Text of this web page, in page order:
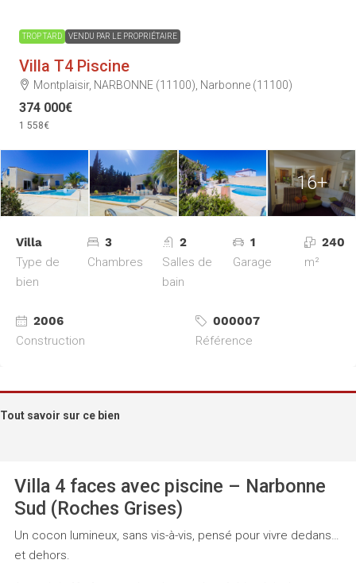
TROP TARD VENDU PAR LE PROPRIÉTAIRE
Villa T4 Piscine
Montplaisir, NARBONNE (11100), Narbonne (11100)
374 000€
1 558€
16+
Villa
Type de
bien
3
Chambres
2
Salles de
bain
1
Garage
240
m²
2006
Construction
000007
Référence
Tout savoir sur ce bien
Villa 4 faces avec piscine – Narbonne
Sud (Roches Grises)
Un cocon lumineux, sans vis-à-vis, pensé pour vivre dedans…
et dehors.